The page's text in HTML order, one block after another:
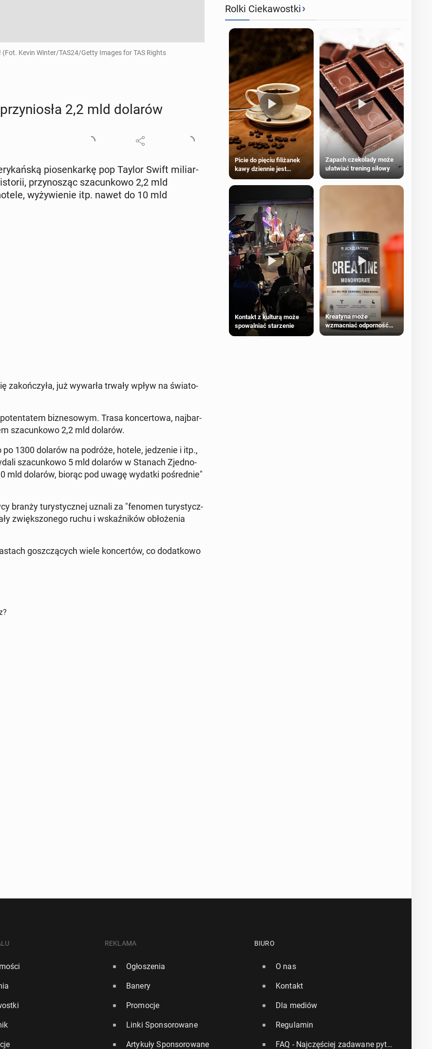
Kevin Winter/TAS24/Getty Images for TAS Rights
2,2 mld dolarów
pio­sen­kar­kę pop Taylor Swift mi­liar­
przy­no­sząc sza­cun­ko­wo 2,2 mld
wy­ży­wie­nie itp. nawet do 10 mld
za­koń­czy­ła, już wywarła trwały wpływ na świa­to­
biz­ne­so­wym. Trasa kon­cer­to­wa, naj­bar­
sza­cun­ko­wo 2,2 mld dolarów.
1300 dolarów na podróże, hotele, je­dze­nie i itp.,
sza­cun­ko­wo 5 mld dolarów w Stanach Zjed­no­
mld dolarów, biorąc pod uwagę wydatki po­śred­nie"
branży tu­ry­stycz­nej uznali za "fenomen tu­ry­stycz­
zwięk­szo­ne­go ruchu i wskaź­ni­ków ob­ło­że­nia
gosz­czą­cych wiele kon­cer­tów, co do­dat­ko­wo
Rolki Ciekawostki›
Picie do pięciu filiżanek
kawy dziennie jest
większości dorosłych
Zapach czekolady może
ułatwiać trening siłowy
Kontakt z kulturą może
spowalniać starzenie
Kreatyna może
wzmacniać odporność
przeciw nowotworom
REKLAMA
Ogłoszenia
Banery
Promocje
Linki Sponsorowane
Artykuły Sponsorowane
BIURO
O nas
Kontakt
Dla mediów
Regulamin
FAQ - Najczęściej zadawane pytania